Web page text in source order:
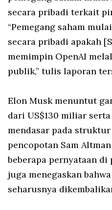
secara pribadi terkait
“Pemegang saham
secara pribadi apakah
memimpin OpenAI
publik,” tulis laporan
Elon Musk menuntut
dari US$130 miliar
mendasar pada
pencopotan Sam
beberapa pernyataan
juga menegaskan
seharusnya